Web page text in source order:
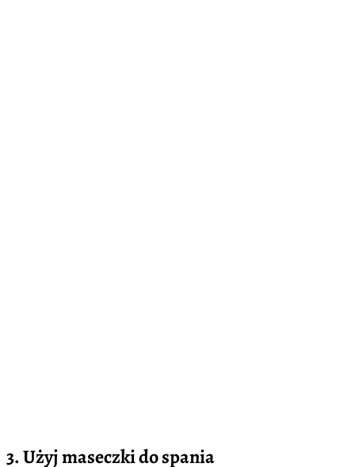
3. Użyj maseczki do spania